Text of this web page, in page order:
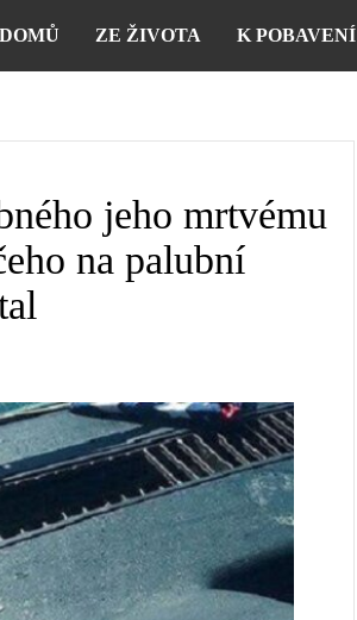
DOMŮ ZE ŽIVOTA K POBAVENÍ
jeho mrtvému
na palubní